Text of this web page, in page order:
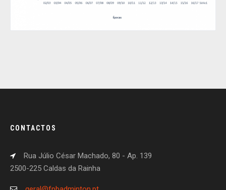
CONTACTOS
Rua Júlio César Machado, 80 - Ap. 139
2500-225 Caldas da Rainha